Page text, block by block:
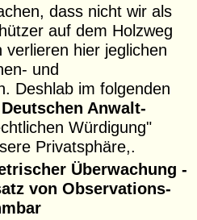
dass nicht wir als
auf dem Holzweg
hier jeglichen
und
Deshlab im folgenden
Deutschen Anwalt­
Würdigung"
Privatsphäre,.
Überwachung -
von Observa­ti­ons­